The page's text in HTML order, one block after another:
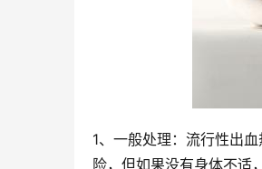
1、一般处理：流行性出
险，但如果没有身体不适